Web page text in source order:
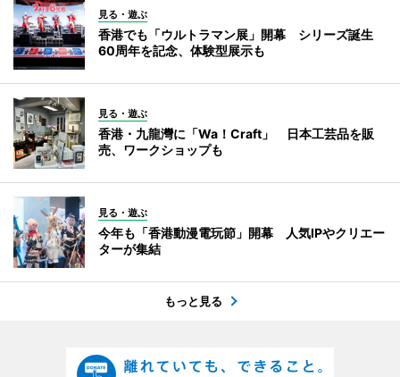
見る・遊ぶ
香港でも「ウルトラマン展」開幕 シリーズ誕生
60周年を記念、体験型展示も
見る・遊ぶ
香港・九龍灣に「Wa！Craft」 日本工芸品を販
売、ワークショップも
見る・遊ぶ
今年も「香港動漫電玩節」開幕 人気IPやクリエー
ターが集結
もっと見る